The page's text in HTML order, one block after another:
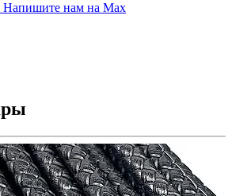
Напишите нам на Max